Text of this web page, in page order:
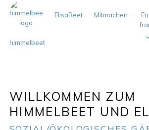
himmelbeet
ElisaBeet Mitmachen
WILLKOMMEN ZUM
HIMMELBEET UND